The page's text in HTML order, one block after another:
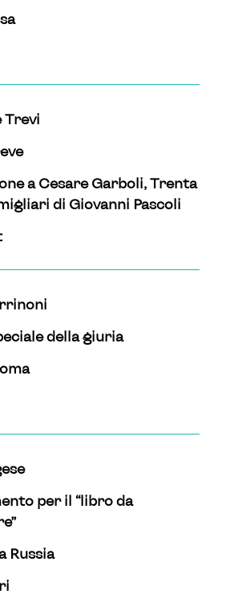
Trevi
a Cesare Garboli, Trenta
di Giovanni Pascoli
della giuria
per il “libro da
Russia